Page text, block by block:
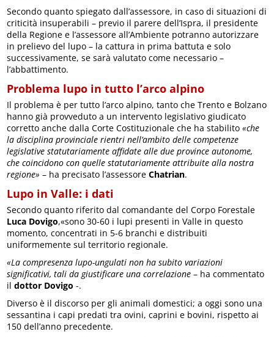
Secondo quanto spiegato dall’assessore, in caso di situazioni di
criticità insuperabili – previo il parere dell’Ispra, il presidente
della Regione e l’assessore all’Ambiente potranno autorizzare
in prelievo del lupo – la cattura in prima battuta e solo
successivamente, se sarà valutato come necessario –
l’abbattimento.
Problema lupo in tutto l’arco alpino
Il problema è per tutto l’arco alpino, tanto che Trento e Bolzano
hanno già provveduto a un intervento legislativo giudicato
corretto anche dalla Corte Costituzionale che ha stabilito «che
la disciplina provinciale rientri nell’ambito delle competenze
legislative statutariamente affidate alle due province autonome,
che coincidono con quelle statutariamente attribuite alla nostra
regione» – ha precisato l’assessore Chatrian.
Lupo in Valle: i dati
Secondo quanto riferito dal comandante del Corpo Forestale
Luca Dovigo,«sono 30-60 i lupi presenti in Valle in questo
momento, concentrati in 5-6 branchi e distribuiti
uniformemente sul territorio regionale.
«La compresenza lupo-ungulati non ha subito variazioni
significativi, tali da giustificare una correlazione – ha commentato
ildottor Dovigo -.
Diverso è il discorso per gli animali domestici; a oggi sono una
sessantina i capi predati tra ovini, caprini e bovini, rispetto ai
150 dell’anno precedente.